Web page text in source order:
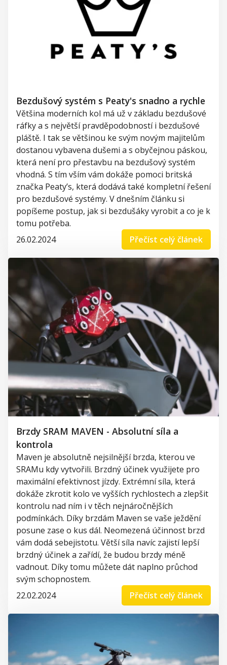
Bezdušový systém s Peaty's snadno a rychle
Většina moderních kol má už v základu bezdušové
ráfky a s největší pravděpodobností i bezdušové
pláště. I tak se většinou ke svým novým majitelům
dostanou vybavena dušemi a s obyčejnou páskou,
která není pro přestavbu na bezdušový systém
vhodná. S tím vším vám dokáže pomoci britská
značka Peaty’s, která dodává také kompletní řešení
pro bezdušové systémy. V dnešním článku si
popíšeme postup, jak si bezdušákyvyrobit a co je k
tomu potřeba.
26.02.2024
Přečíst celý článek
Brzdy SRAM MAVEN - Absolutní síla a
kontrola
Maven je absolutně nejsilnější brzda, kterou ve
SRAMu kdy vytvořili. Brzdný účinek využijete pro
maximální efektivnost jízdy. Extrémní síla, která
dokáže zkrotit kolo ve vyšších rychlostech a zlepšit
kontrolu nad ním i v těch nejnáročnějších
podmínkách. Díky brzdám Maven se vaše ježdění
posune zase o kus dál. Neomezená účinnost brzd
vám dodá sebejistotu. Větší síla navíc zajistí lepší
brzdný účinek a zařídí, že budou brzdy méně
vadnout. Díky tomu můžete dát naplno průchod
svým schopnostem.
22.02.2024
Přečíst celý článek